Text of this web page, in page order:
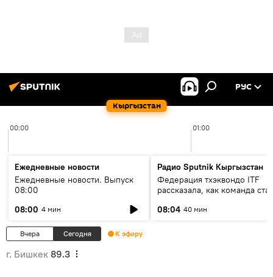
Кыргызстан
РУС
00:00 01:00
Ежедневные новости
Ежедневные новости. Выпуск
08:00
08:00 4 мин
Радио Sputnik Кыргызстан
Федерация тхэквондо ITF
рассказала, как команда
08:04 40 мин
Вчера Сегодня К эфиру
г. Бишкек 89.3